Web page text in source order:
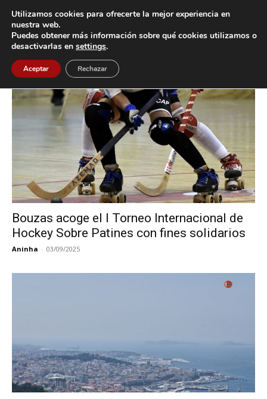
Inicio Etiquetas Bouzas
Etiqueta: Bouzas
Bouzas acoge el I Torneo Internacional de
Hockey Sobre Patines con fines solidarios
Aninha - 03/09/2025
Utilizamos cookies para ofrecerte la mejor experiencia en
nuestra web.
Puedes obtener más información sobre qué cookies utilizamos o
desactivarlas en settings.
Aceptar Rechazar